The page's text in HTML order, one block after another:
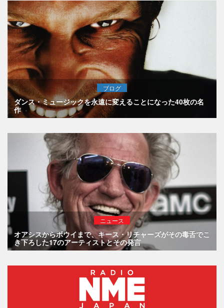
ブログ
ダンス・ミュージックを永遠に変えることになった40枚の名
作
ニュース
オアシスからボウイまで、キース・リチャーズがその毒舌でこ
き下ろした17のアーティストとその発言